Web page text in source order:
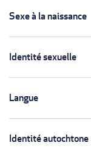
Sexe à la naissance
Identité sexuelle
Langue
Identité autochtone